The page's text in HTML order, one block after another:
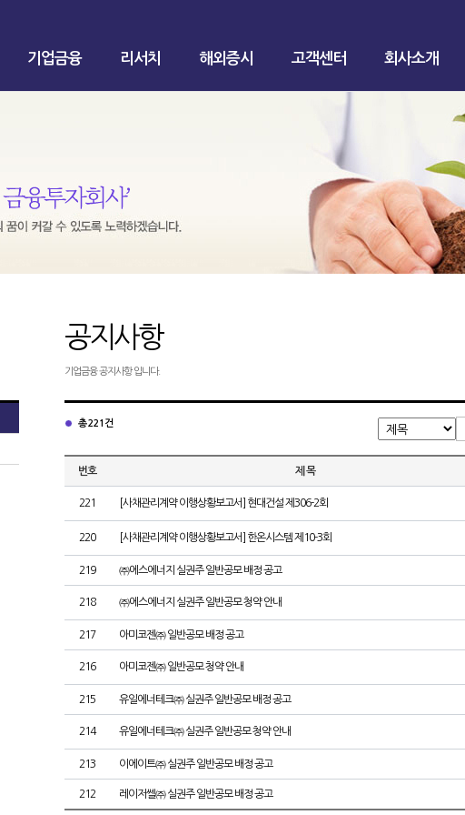
기업금융 리서치 해외증시 고객센터 회사소개
공지사항
기업금융 공지사항 입니다.
총 221건
번호 제 목
221 [사채관리계약 이행상황보고서] 현대건설 제306-2회
220 [사채관리계약 이행상황보고서] 한온시스템 제10-3회
219 ㈜에스에너지 실권주 일반공모 배정 공고
218 ㈜에스에너지 실권주 일반공모 청약 안내
217 아미코젠㈜ 일반공모 배정 공고
216 아미코젠㈜ 일반공모 청약 안내
215 유일에너테크㈜ 실권주 일반공모 배정 공고
214 유일에너테크㈜ 실권주 일반공모 청약 안내
213 이에이트㈜ 실권주 일반공모 배정 공고
212 레이저쎌㈜ 실권주 일반공모 배정 공고